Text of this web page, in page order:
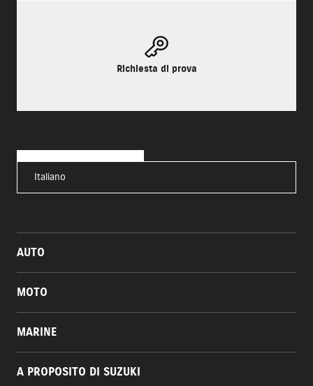
Richiesta di prova
Italiano
AUTO
MOTO
MARINE
A PROPOSITO DI SUZUKI